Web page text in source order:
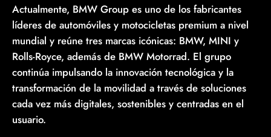
Actualmente, BMW Group es uno de los fabricantes
líderes de automóviles y motocicletas premium a nivel
mundial y reúne tres marcas icónicas: BMW, MINI y
Rolls-Royce, además de BMW Motorrad. El grupo
continúa impulsando la innovación tecnológica y la
transformación de la movilidad a través de soluciones
cada vez más digitales, sostenibles y centradas en el
usuario.